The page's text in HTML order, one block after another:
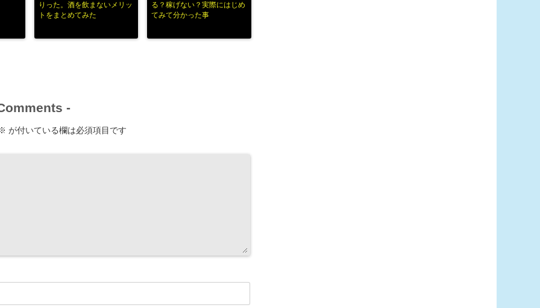
りった。酒を飲まないメリッ
トをまとめてみた
る？稼げない？実際にはじめ
てみて分かった事
-
が付いている欄は必須項目です